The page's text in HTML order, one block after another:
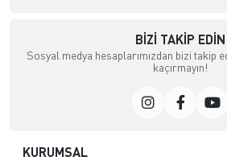
BIZI TAKIP EDIN
Sosyal medya hesaplarımızdan bizi takip
kaçırmayın!
KURUMSAL